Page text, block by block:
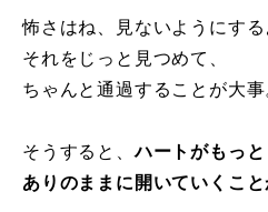
怖さはね、見ないようにする
それをじっと見つめて、
ちゃんと通過することが大事
そうすると、ハートがもっと
ありのままに開いていくこと